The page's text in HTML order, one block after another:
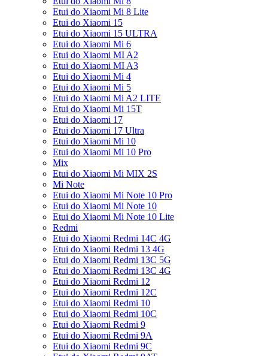
Etui do Xiaomi Mi 8 Lite
Etui do Xiaomi 15
Etui do Xiaomi 15 ULTRA
Etui do Xiaomi Mi 6
Etui do Xiaomi MI A2
Etui do Xiaomi MI A3
Etui do Xiaomi Mi 4
Etui do Xiaomi Mi 5
Etui do Xiaomi Mi A2 LITE
Etui do Xiaomi Mi 15T
Etui do Xiaomi 17
Etui do Xiaomi 17 Ultra
Etui do Xiaomi Mi 10
Etui do Xiaomi Mi 10 Pro
Mix
Etui do Xiaomi Mi MIX 2S
Mi Note
Etui do Xiaomi Mi Note 10 Pro
Etui do Xiaomi Mi Note 10
Etui do Xiaomi Mi Note 10 Lite
Redmi
Etui do Xiaomi Redmi 14C 4G
Etui do Xiaomi Redmi 13 4G
Etui do Xiaomi Redmi 13C 5G
Etui do Xiaomi Redmi 13C 4G
Etui do Xiaomi Redmi 12
Etui do Xiaomi Redmi 12C
Etui do Xiaomi Redmi 10
Etui do Xiaomi Redmi 10C
Etui do Xiaomi Redmi 9
Etui do Xiaomi Redmi 9A
Etui do Xiaomi Redmi 9C